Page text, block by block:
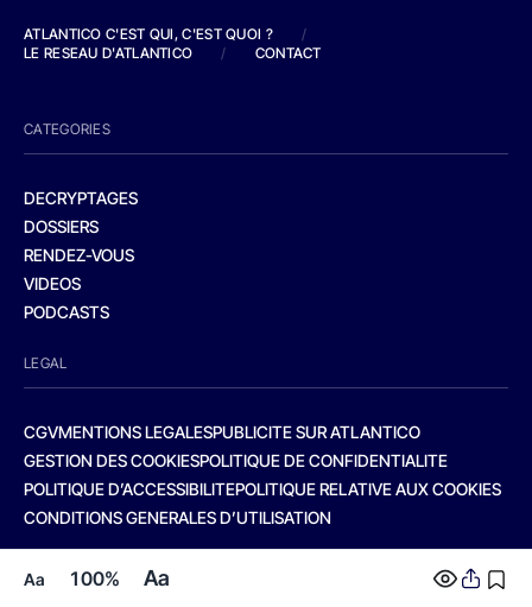
Aa 100% Aa
ATLANTICO C'EST QUI, C'EST QUOI ?
/
LE RESEAU D'ATLANTICO
/ CONTACT
CATEGORIES
DECRYPTAGES
DOSSIERS
RENDEZ-VOUS
VIDEOS
PODCASTS
LEGAL
CGVMENTIONS LEGALESPUBLICITE SUR ATLANTICO
GESTION DES COOKIESPOLITIQUE DE CONFIDENTIALITE
POLITIQUE D’ACCESSIBILITEPOLITIQUE RELATIVE AUX COOKIES
CONDITIONS GENERALES D’UTILISATION